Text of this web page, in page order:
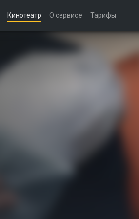
Кинотеатр О сервисе Тарифы